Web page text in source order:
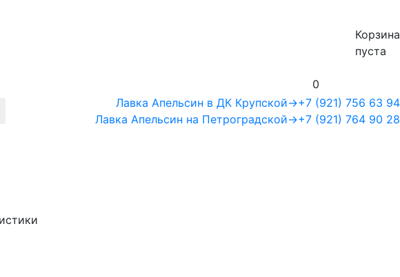
Корзина
пуста
0
+7 (921) 756 63 94
+7 (921) 764 90 28
Лавка Апельсин в ДК Крупской→
Лавка Апельсин на Петроградской→